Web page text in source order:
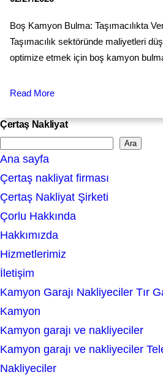
Boş Kamyon Bulma: Taşımacılıkta
Taşımacılık sektöründe maliyetleri
optimize etmek için boş kamyon
Read More
Çertaş Nakliyat
e
a
r
c
h
Ara
Ana sayfa
Çertaş nakliyat firması
Çertaş Nakliyat Şirketi
Çorlu Hakkında
Hakkımızda
Hizmetlerimiz
İletişim
Kamyon Garajı Nakliyeciler Tır
Kamyon
Kamyon garajı ve nakliyeciler
Kamyon garajı ve nakliyeciler
Nakliyeciler